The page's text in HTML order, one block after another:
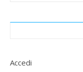
Accedi